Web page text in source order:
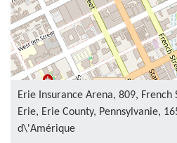
Erie Insurance Arena, 809,
Erie, Erie County, Pennsylvanie,
d\'Amérique